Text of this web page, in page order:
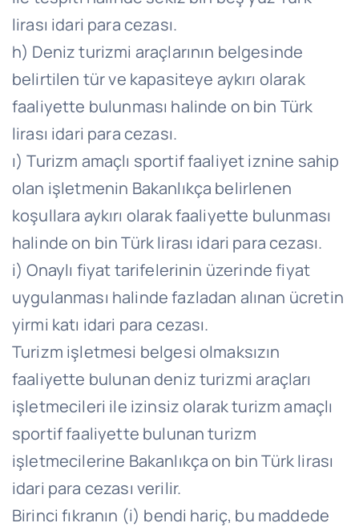
lirası idari para cezası.
h) Deniz turizmi araçlarının belgesinde
belirtilen tür ve kapasiteye aykırı olarak
faaliyette bulunması halinde on bin Türk
lirası idari para cezası.
ı) Turizm amaçlı sportif faaliyet iznine sahip
olan işletmenin Bakanlıkça belirlenen
koşullara aykırı olarak faaliyette bulunması
halinde on bin Türk lirası idari para cezası.
i) Onaylı fiyat tarifelerinin üzerinde fiyat
uygulanması halinde fazladan alınan ücretin
yirmi katı idari para cezası.
Turizm işletmesi belgesi olmaksızın
faaliyette bulunan deniz turizmi araçları
işletmecileri ile izinsiz olarak turizm amaçlı
sportif faaliyette bulunan turizm
işletmecilerine Bakanlıkça on bin Türk lirası
idari para cezası verilir.
Birinci fıkranın (i) bendi hariç, bu maddede